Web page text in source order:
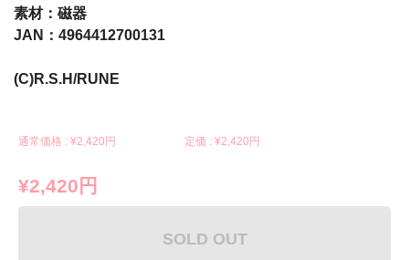
素材：磁器
JAN：4964412700131
(C)R.S.H/RUNE
通常価格 : ¥2,420円 定価 : ¥2,420円
¥2,420円
SOLD OUT